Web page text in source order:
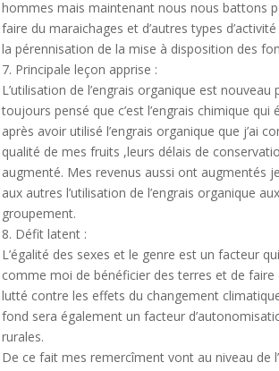
hommes mais maintenant nous nous battons
faire du maraichages et d’autres types
la pérennisation de la mise à disposition des
7. Principale leçon apprise :
L’utilisation de l’engrais organique est nouveau
toujours pensé que c’est l’engrais chimique
après avoir utilisé l’engrais organique que j’ai
qualité de mes fruits ,leurs délais de
augmenté. Mes revenus aussi ont augmentés
aux autres l’utilisation de l’engrais organique
groupement.
8. Défit latent :
L’égalité des sexes et le genre est un facteur
comme moi de bénéficier des terres et de
lutté contre les effets du changement
fond sera également un facteur
rurales.
De ce fait mes remercîment vont au niveau de